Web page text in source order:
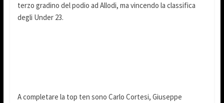
terzo gradino del podio ad Allodi, ma vincendo la classifica
degli Under 23.
A completare la top ten sono Carlo Cortesi, Giuseppe